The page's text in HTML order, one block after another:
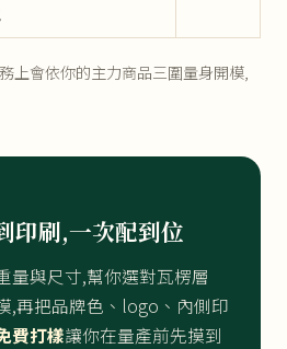
上會依你的主力商品三圍量身開模,
印刷,一次配到位
量與尺寸,幫你選對瓦楞層
,再把品牌色、logo、內側印
費打樣讓你在量產前先摸到